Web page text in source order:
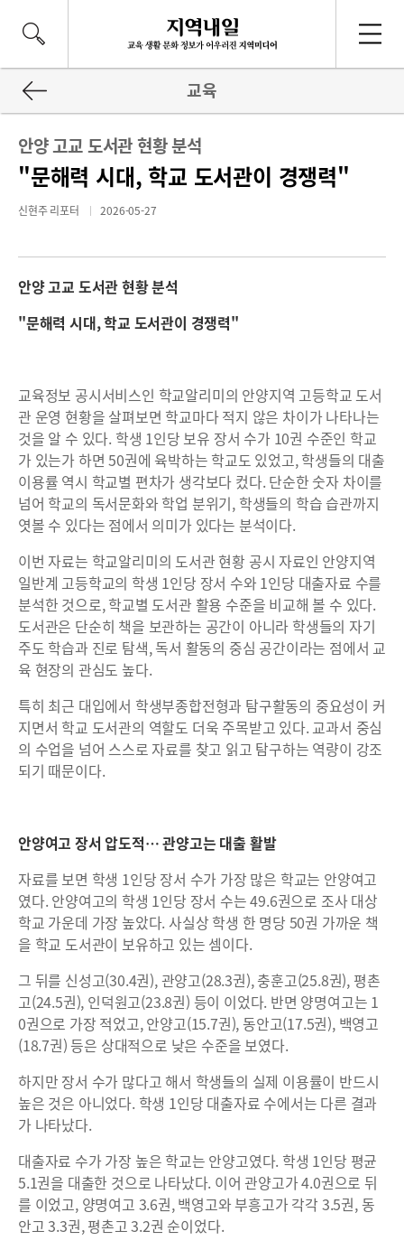
교육
안양 고교 도서관 현황 분석
"문해력 시대, 학교 도서관이 경쟁력"
신현주 리포터 2026-05-27
안양 고교 도서관 현황 분석
"문해력 시대, 학교 도서관이 경쟁력"
교육정보 공시서비스인 학교알리미의 안양지역 고등학교 도서
관 운영 현황을 살펴보면 학교마다 적지 않은 차이가 나타나는
것을 알 수 있다. 학생 1인당 보유 장서 수가 10권 수준인 학교
가 있는가 하면 50권에 육박하는 학교도 있었고, 학생들의 대출
이용률 역시 학교별 편차가 생각보다 컸다. 단순한 숫자 차이를
넘어 학교의 독서문화와 학업 분위기, 학생들의 학습 습관까지
엿볼 수 있다는 점에서 의미가 있다는 분석이다.
이번 자료는 학교알리미의 도서관 현황 공시 자료인 안양지역
일반계 고등학교의 학생 1인당 장서 수와 1인당 대출자료 수를
분석한 것으로, 학교별 도서관 활용 수준을 비교해 볼 수 있다.
도서관은 단순히 책을 보관하는 공간이 아니라 학생들의 자기
주도 학습과 진로 탐색, 독서 활동의 중심 공간이라는 점에서 교
육 현장의 관심도 높다.
특히 최근 대입에서 학생부종합전형과 탐구활동의 중요성이 커
지면서 학교 도서관의 역할도 더욱 주목받고 있다. 교과서 중심
의 수업을 넘어 스스로 자료를 찾고 읽고 탐구하는 역량이 강조
되기 때문이다.
안양여고 장서 압도적… 관양고는 대출 활발
자료를 보면 학생 1인당 장서 수가 가장 많은 학교는 안양여고
였다. 안양여고의 학생 1인당 장서 수는 49.6권으로 조사 대상
학교 가운데 가장 높았다. 사실상 학생 한 명당 50권 가까운 책
을 학교 도서관이 보유하고 있는 셈이다.
그 뒤를 신성고(30.4권), 관양고(28.3권), 충훈고(25.8권), 평촌
고(24.5권), 인덕원고(23.8권) 등이 이었다. 반면 양명여고는 1
0권으로 가장 적었고, 안양고(15.7권), 동안고(17.5권), 백영고
(18.7권) 등은 상대적으로 낮은 수준을 보였다.
하지만 장서 수가 많다고 해서 학생들의 실제 이용률이 반드시
높은 것은 아니었다. 학생 1인당 대출자료 수에서는 다른 결과
가 나타났다.
대출자료 수가 가장 높은 학교는 안양고였다. 학생 1인당 평균
5.1권을 대출한 것으로 나타났다. 이어 관양고가 4.0권으로 뒤
를 이었고, 양명여고 3.6권, 백영고와 부흥고가 각각 3.5권, 동
안고 3.3권, 평촌고 3.2권 순이었다.